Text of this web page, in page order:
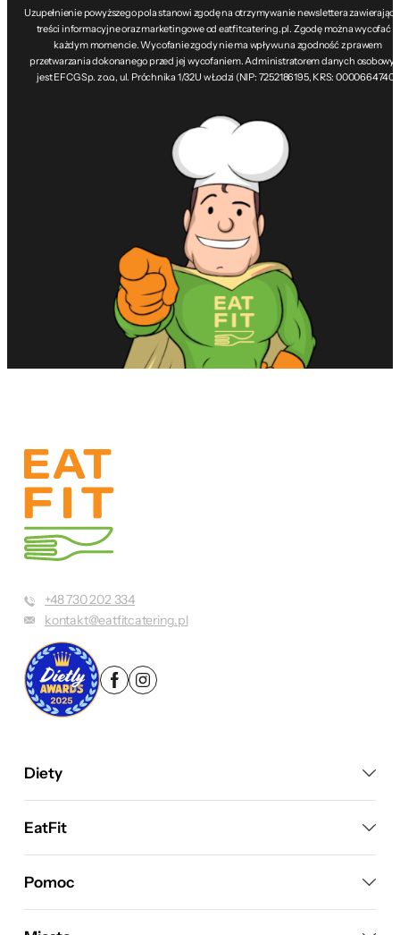
Uzupełnienie powyższego pola stanowi zgodę na otrzymywanie newslettera
treści informacyjne oraz marketingowe od eatfitcatering.pl. Zgodę można wycofać w
każdym momencie. Wycofanie zgody nie ma wpływu na zgodność z prawem
przetwarzania dokonanego przed jej wycofaniem. Administratorem danych
jest EFCG Sp. z o.o., ul. Próchnika 1/32U w Łodzi (NIP: 7252186195, KRS: 0000664740).
+48 730 202 334
kontakt@eatfitcatering.pl
Diety
EatFit
Pomoc